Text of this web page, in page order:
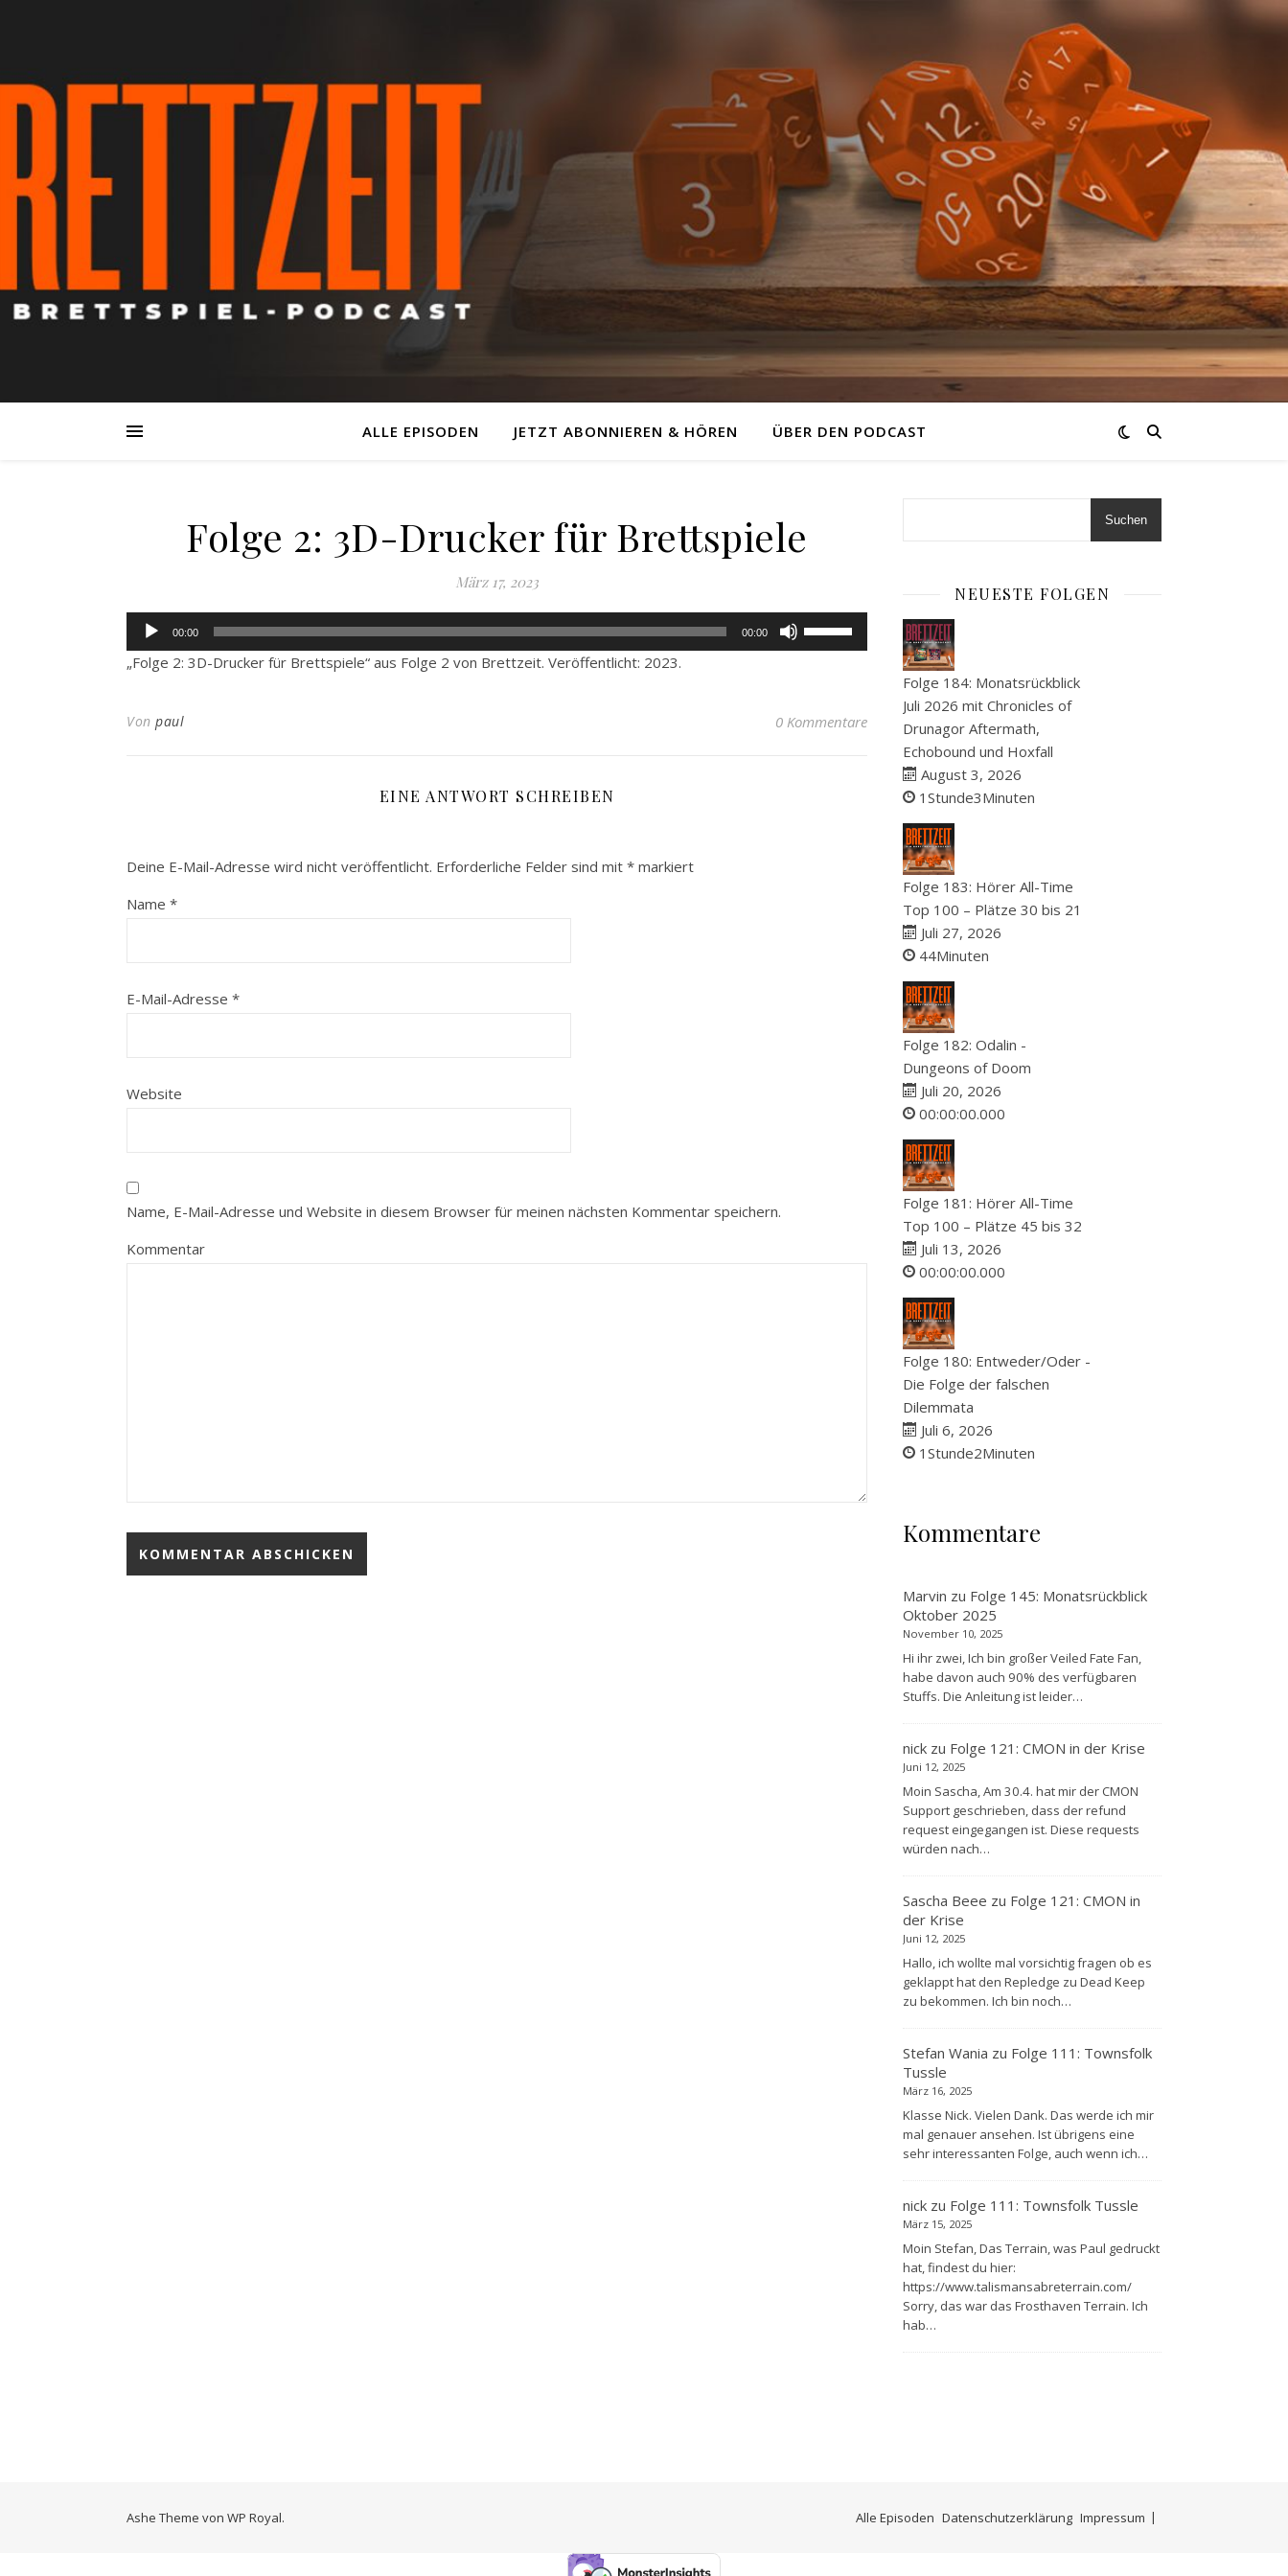
ALLE EPISODEN JETZT ABONNIEREN & HÖREN ÜBER DEN PODCAST
Folge 2: 3D-Drucker für Brettspiele
März 17, 2023
Audio-
Player
00:00 00:00
„Folge 2: 3D-Drucker für Brettspiele“ aus Folge 2 von Brettzeit. Veröffentlicht: 2023.
Von paul 0 Kommentare
EINE ANTWORT SCHREIBEN
Deine E-Mail-Adresse wird nicht veröffentlicht. Erforderliche Felder sind mit * markiert
Name *
E-Mail-Adresse *
Website
Name, E-Mail-Adresse und Website in diesem Browser für meinen nächsten Kommentar speichern.
Kommentar
Suchen
NEUESTE FOLGEN
Folge 184: Monatsrückblick
Juli 2026 mit Chronicles of
Drunagor Aftermath,
Echobound und Hoxfall
August 3, 2026
1Stunde3Minuten
Folge 183: Hörer All-Time
Top 100 – Plätze 30 bis 21
Juli 27, 2026
44Minuten
Folge 182: Odalin -
Dungeons of Doom
Juli 20, 2026
00:00:00.000
Folge 181: Hörer All-Time
Top 100 – Plätze 45 bis 32
Juli 13, 2026
00:00:00.000
Folge 180: Entweder/Oder -
Die Folge der falschen
Dilemmata
Juli 6, 2026
1Stunde2Minuten
Kommentare
Marvin zu Folge 145: Monatsrückblick
Oktober 2025
November 10, 2025
Hi ihr zwei, Ich bin großer Veiled Fate Fan,
habe davon auch 90% des verfügbaren
Stuffs. Die Anleitung ist leider…
nick zu Folge 121: CMON in der Krise
Juni 12, 2025
Moin Sascha, Am 30.4. hat mir der CMON
Support geschrieben, dass der refund
request eingegangen ist. Diese requests
würden nach…
Sascha Beee zu Folge 121: CMON in
der Krise
Juni 12, 2025
Hallo, ich wollte mal vorsichtig fragen ob es
geklappt hat den Repledge zu Dead Keep
zu bekommen. Ich bin noch…
Stefan Wania zu Folge 111: Townsfolk
Tussle
März 16, 2025
Klasse Nick. Vielen Dank. Das werde ich mir
mal genauer ansehen. Ist übrigens eine
sehr interessanten Folge, auch wenn ich…
nick zu Folge 111: Townsfolk Tussle
März 15, 2025
Moin Stefan, Das Terrain, was Paul gedruckt
hat, findest du hier:
https://www.talismansabreterrain.com/
Sorry, das war das Frosthaven Terrain. Ich
hab…
Alle Episoden Datenschutzerklärung Impressum
Ashe Theme von WP Royal.